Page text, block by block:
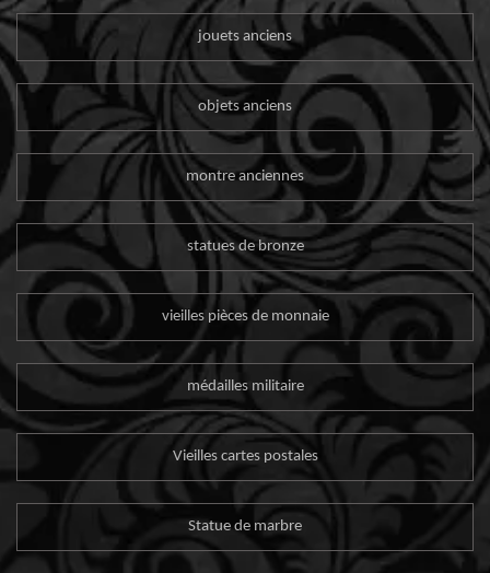
jouets anciens
objets anciens
montre anciennes
statues de bronze
vieilles pièces de monnaie
médailles militaire
Vieilles cartes postales
Statue de marbre